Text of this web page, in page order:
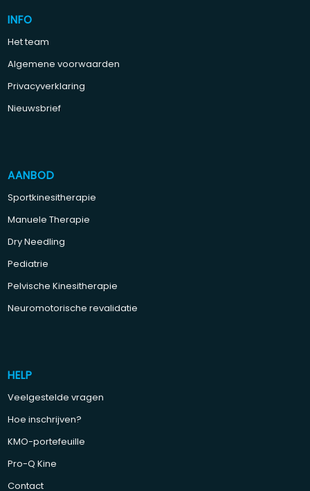
INFO
Het team
Algemene voorwaarden
Privacyverklaring
Nieuwsbrief
AANBOD
Sportkinesitherapie
Manuele Therapie
Dry Needling
Pediatrie
Pelvische Kinesitherapie
Neuromotorische revalidatie
HELP
Veelgestelde vragen
Hoe inschrijven?
KMO-portefeuille
Pro-Q Kine
Contact